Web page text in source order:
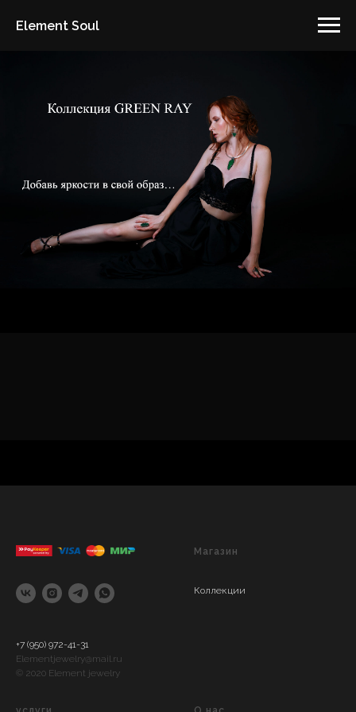
Element Soul
+7 (950) 972-41-31
Elementjewelry@mail.ru
© 2020 Element jewelry
Магазин
Коллекции